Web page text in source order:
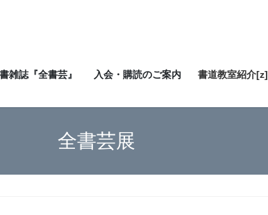
雑誌『全書芸』 入会・購読のご案内 書道教室紹介[z]
全書芸展